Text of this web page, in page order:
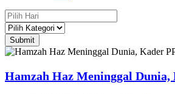
Submit
Hamzah Haz Meninggal